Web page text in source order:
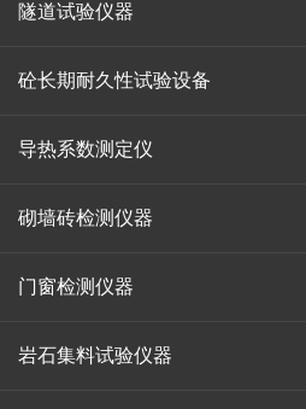
隧道试验仪器
砼长期耐久性试验设备
导热系数测定仪
砌墙砖检测仪器
门窗检测仪器
岩石集料试验仪器